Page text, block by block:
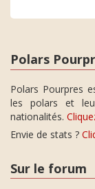
Polars
Polars Pourpres
les polars et
nationalités.
Envie de stats ?
Sur le forum